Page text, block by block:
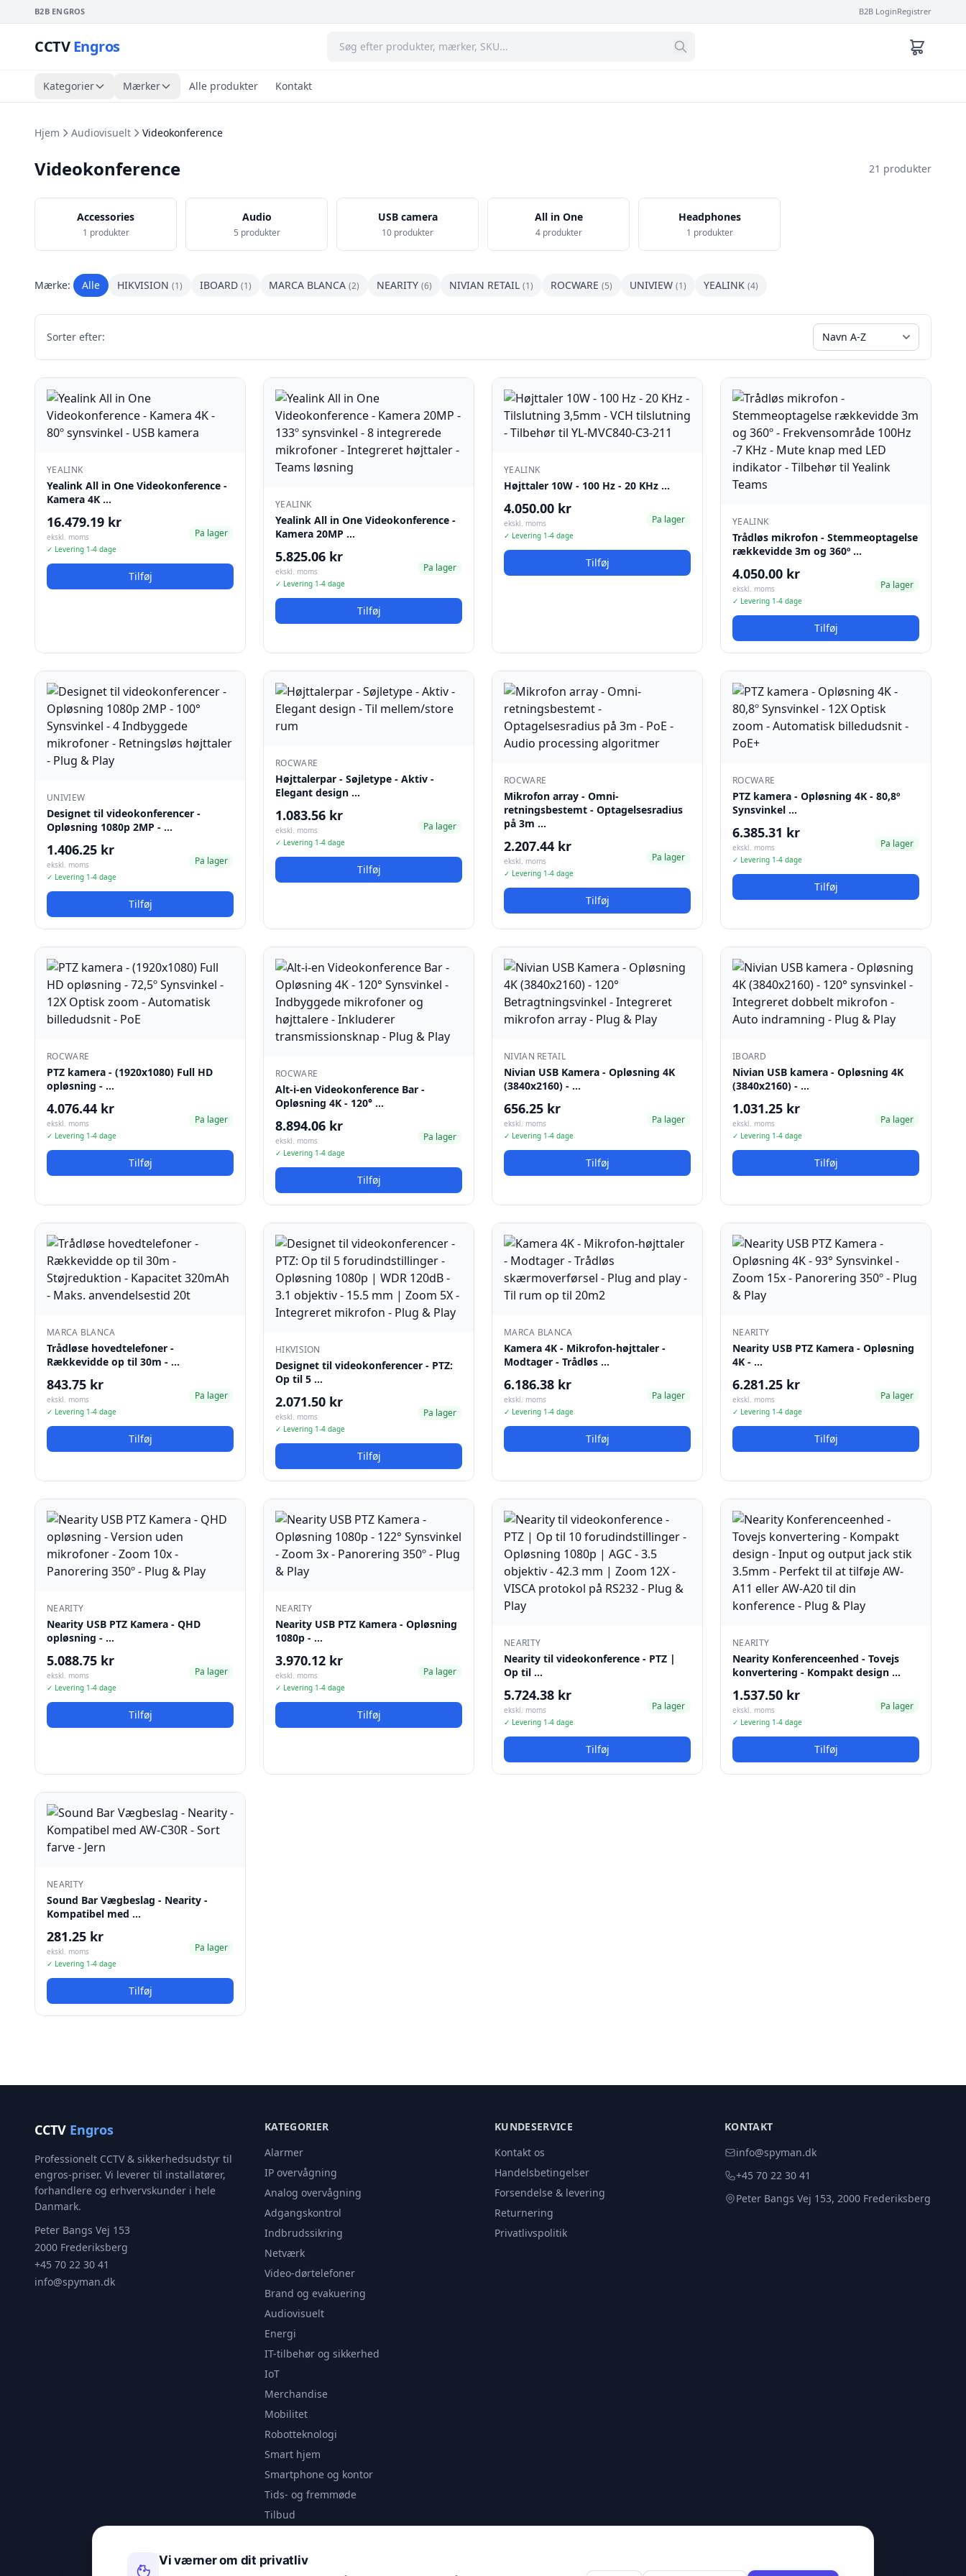
B2B ENGROS B2B LoginRegistrer
CCTVEngros
Kategorier Mærker Alle produkter Kontakt
Hjem Audiovisuelt Videokonference
Videokonference 21 produkter
Accessories
1 produkter
Audio
5 produkter
USB camera
10 produkter
All in One
4 produkter
Headphones
1 produkter
Mærke: Alle HIKVISION (1) IBOARD (1) MARCA BLANCA (2) NEARITY (6) NIVIAN RETAIL (1) ROCWARE (5) UNIVIEW (1) YEALINK (4)
Sorter efter:
YEALINK
Yealink All in One Videokonference -
Kamera 4K …
16.479.19 kr
ekskl. moms
✓ Levering 1-4 dage
Pa lager
Tilføj
YEALINK
Yealink All in One Videokonference -
Kamera 20MP …
5.825.06 kr
ekskl. moms
✓ Levering 1-4 dage
Pa lager
Tilføj
YEALINK
Højttaler 10W - 100 Hz - 20 KHz …
4.050.00 kr
ekskl. moms
✓ Levering 1-4 dage
Pa lager
Tilføj
YEALINK
Trådløs mikrofon - Stemmeoptagelse
rækkevidde 3m og 360º …
4.050.00 kr
ekskl. moms
✓ Levering 1-4 dage
Pa lager
Tilføj
UNIVIEW
Designet til videokonferencer -
Opløsning 1080p 2MP - …
1.406.25 kr
ekskl. moms
✓ Levering 1-4 dage
Pa lager
Tilføj
ROCWARE
Højttalerpar - Søjletype - Aktiv -
Elegant design …
1.083.56 kr
ekskl. moms
✓ Levering 1-4 dage
Pa lager
Tilføj
ROCWARE
Mikrofon array - Omni-
retningsbestemt - Optagelsesradius
på 3m …
2.207.44 kr
ekskl. moms
✓ Levering 1-4 dage
Pa lager
Tilføj
ROCWARE
PTZ kamera - Opløsning 4K - 80,8º
Synsvinkel …
6.385.31 kr
ekskl. moms
✓ Levering 1-4 dage
Pa lager
Tilføj
ROCWARE
PTZ kamera - (1920x1080) Full HD
opløsning - …
4.076.44 kr
ekskl. moms
✓ Levering 1-4 dage
Pa lager
Tilføj
ROCWARE
Alt-i-en Videokonference Bar -
Opløsning 4K - 120° …
8.894.06 kr
ekskl. moms
✓ Levering 1-4 dage
Pa lager
Tilføj
NIVIAN RETAIL
Nivian USB Kamera - Opløsning 4K
(3840x2160) - …
656.25 kr
ekskl. moms
✓ Levering 1-4 dage
Pa lager
Tilføj
IBOARD
Nivian USB kamera - Opløsning 4K
(3840x2160) - …
1.031.25 kr
ekskl. moms
✓ Levering 1-4 dage
Pa lager
Tilføj
MARCA BLANCA
Trådløse hovedtelefoner -
Rækkevidde op til 30m - …
843.75 kr
ekskl. moms
✓ Levering 1-4 dage
Pa lager
Tilføj
HIKVISION
Designet til videokonferencer - PTZ:
Op til 5 …
2.071.50 kr
ekskl. moms
✓ Levering 1-4 dage
Pa lager
Tilføj
MARCA BLANCA
Kamera 4K - Mikrofon-højttaler -
Modtager - Trådløs …
6.186.38 kr
ekskl. moms
✓ Levering 1-4 dage
Pa lager
Tilføj
NEARITY
Nearity USB PTZ Kamera - Opløsning
4K - …
6.281.25 kr
ekskl. moms
✓ Levering 1-4 dage
Pa lager
Tilføj
NEARITY
Nearity USB PTZ Kamera - QHD
opløsning - …
5.088.75 kr
ekskl. moms
✓ Levering 1-4 dage
Pa lager
Tilføj
NEARITY
Nearity USB PTZ Kamera - Opløsning
1080p - …
3.970.12 kr
ekskl. moms
✓ Levering 1-4 dage
Pa lager
Tilføj
NEARITY
Nearity til videokonference - PTZ |
Op til …
5.724.38 kr
ekskl. moms
✓ Levering 1-4 dage
Pa lager
Tilføj
NEARITY
Nearity Konferenceenhed - Tovejs
konvertering - Kompakt design …
1.537.50 kr
ekskl. moms
✓ Levering 1-4 dage
Pa lager
Tilføj
NEARITY
Sound Bar Vægbeslag - Nearity -
Kompatibel med …
281.25 kr
ekskl. moms
✓ Levering 1-4 dage
Pa lager
Tilføj
CCTV Engros
Professionelt CCTV & sikkerhedsudstyr til
engros-priser. Vi leverer til installatører,
forhandlere og erhvervskunder i hele
Danmark.
Peter Bangs Vej 153
2000 Frederiksberg
+45 70 22 30 41
info@spyman.dk
KATEGORIER
Alarmer
IP overvågning
Analog overvågning
Adgangskontrol
Indbrudssikring
Netværk
Video-dørtelefoner
Brand og evakuering
Audiovisuelt
Energi
IT-tilbehør og sikkerhed
IoT
Merchandise
Mobilitet
Robotteknologi
Smart hjem
Smartphone og kontor
Tids- og fremmøde
Tilbud
Videoanalyse
KUNDESERVICE
Kontakt os
Handelsbetingelser
Forsendelse & levering
Returnering
Privatlivspolitik
KONTAKT
info@spyman.dk
+45 70 22 30 41
Peter Bangs Vej 153, 2000 Frederiksberg
Vi værner om dit privatliv